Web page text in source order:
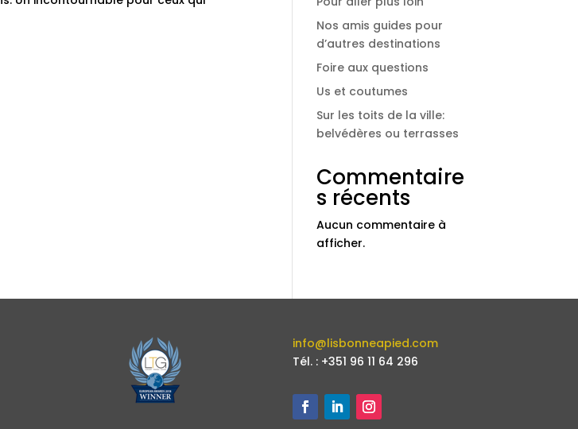
Nos amis guides pour
d’autres destinations
Foire aux questions
Us et coutumes
Sur les toits de la ville:
belvédères ou terrasses
Commentaire
s récents
Aucun commentaire à
afficher.
info@lisbonneapied.com
Tél. : +351 96 11 64 296